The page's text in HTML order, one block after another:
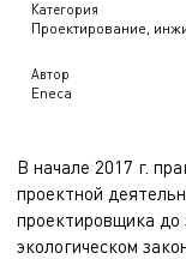
Категория
Проектирование,
Автор
Eneca
В начале 2017 г.
проектной
проектировщика до
экологическом